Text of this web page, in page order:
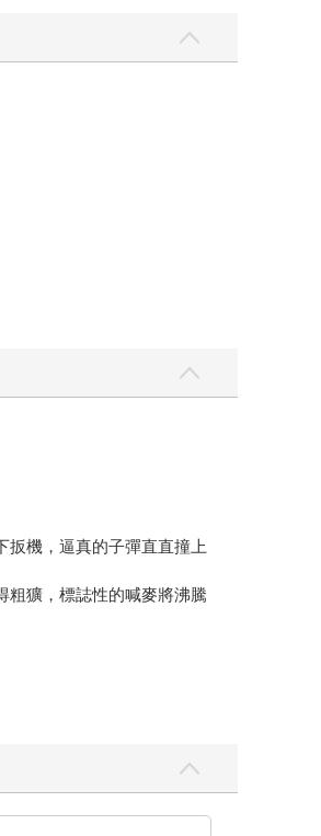
扳機，逼真的子彈直直撞上
粗獷，標誌性的喊麥將沸騰
上萬觀眾，甚至是台上肆
似乎也可以被允許。